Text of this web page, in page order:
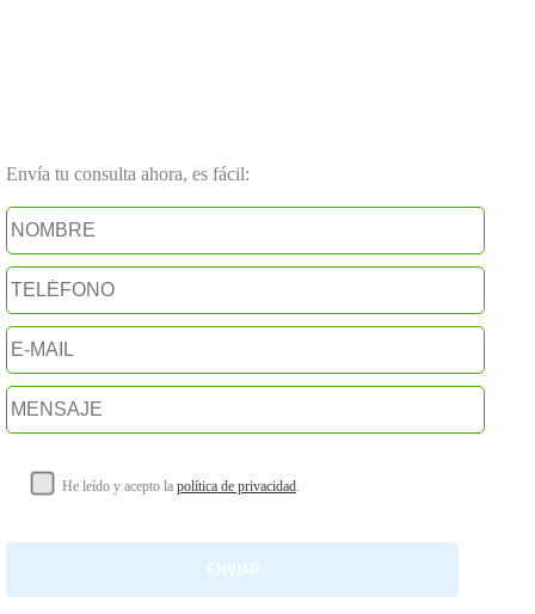
Envía tu consulta ahora, es fácil:
He leído y acepto la política de privacidad.